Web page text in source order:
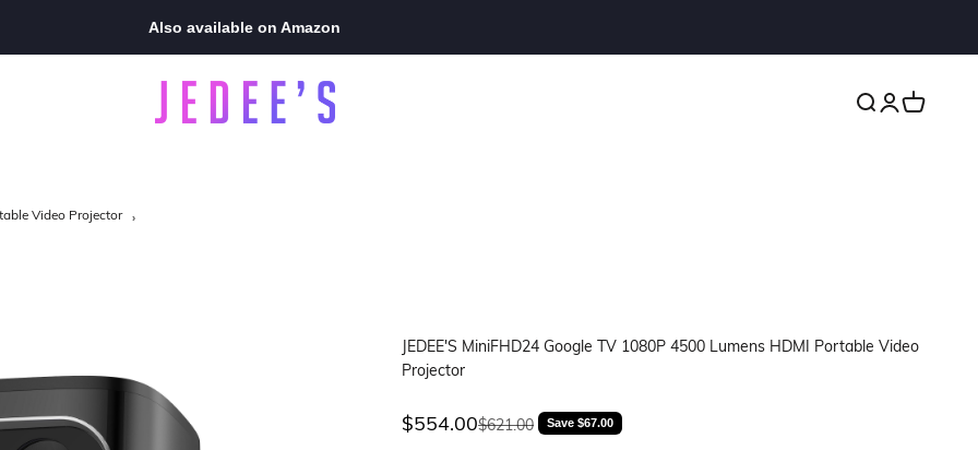
Also available on Amazon
Jedee's | Videoprojecteur Portable Open search
OpenOpen cart
Video Projector
JEDEE'S MiniFHD24 Google TV 1080P 4500 Lumens HDMI Portable Video
Projector
Sale price
$554.00Regular price
$621.00 Save $67.00